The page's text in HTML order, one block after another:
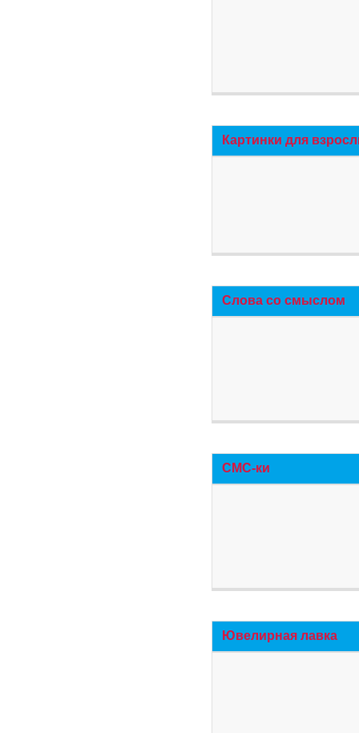
Картинки для
Слова со смыслом
СМС-ки
Ювелирная лавка